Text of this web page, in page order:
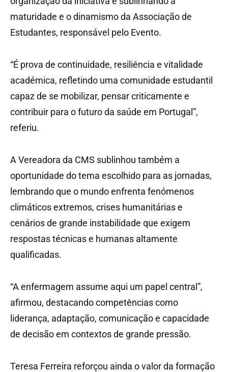
maturidade e o dinamismo da Associação de
Estudantes, responsável pelo Evento.
“É prova de continuidade, resiliência e vitalidade
académica, refletindo uma comunidade estudantil
capaz de se mobilizar, pensar criticamente e
contribuir para o futuro da saúde em Portugal”,
referiu.
A Vereadora da CMS sublinhou também a
oportunidade do tema escolhido para as jornadas,
lembrando que o mundo enfrenta fenómenos
climáticos extremos, crises humanitárias e
cenários de grande instabilidade que exigem
respostas técnicas e humanas altamente
qualificadas.
“A enfermagem assume aqui um papel central”,
afirmou, destacando competências como
liderança, adaptação, comunicação e capacidade
de decisão em contextos de grande pressão.
Teresa Ferreira reforçou ainda o valor da formação